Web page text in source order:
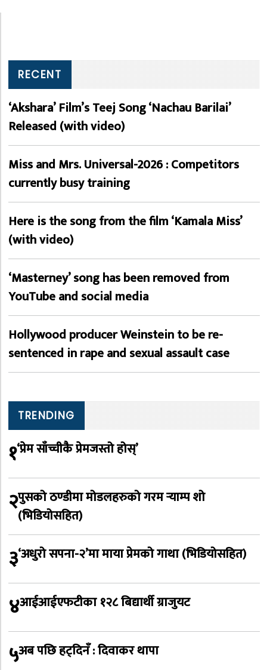
RECENT
‘Akshara’ Film’s Teej Song ‘Nachau Barilai’
Released (with video)
Miss and Mrs. Universal-2026 : Competitors
currently busy training
Here is the song from the film ‘Kamala Miss’
(with video)
‘Masterney’ song has been removed from
YouTube and social media
Hollywood producer Weinstein to be re-
sentenced in rape and sexual assault case
TRENDING
१‘प्रेम साँच्चीकै प्रेमजस्तो होस्’
२पुसको ठण्डीमा मोडलहरुको गरम र्‍याम्प शो
(भिडियोसहित)
३‘अधुरो सपना-२’मा माया प्रेमको गाथा (भिडियोसहित)
४आईआईएफटीका १२८ बिद्यार्थी ग्राजुयट
५अब पछि हट्दिनँ : दिवाकर थापा